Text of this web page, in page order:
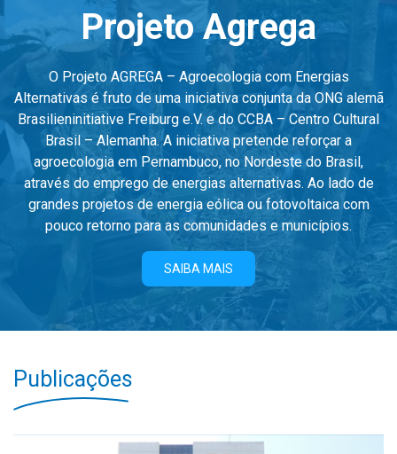
Projeto Agrega
O Projeto AGREGA – Agroecologia com Energias
Alternativas é fruto de uma iniciativa conjunta da ONG alemã
Brasilieninitiative Freiburg e.V. e do CCBA – Centro Cultural
Brasil – Alemanha. A iniciativa pretende reforçar a
agroecologia em Pernambuco, no Nordeste do Brasil,
através do emprego de energias alternativas. Ao lado de
grandes projetos de energia eólica ou fotovoltaica com
pouco retorno para as comunidades e municípios.
SAIBA MAIS
Publicações